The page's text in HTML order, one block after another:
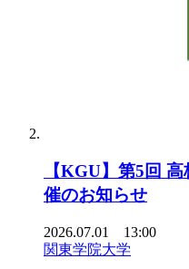
【KGU】第5回
催のお知らせ
2026.07.01 13:00
関東学院大学